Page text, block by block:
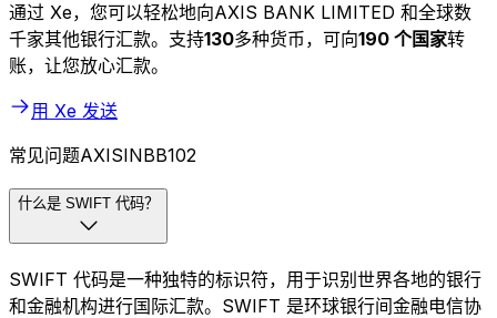
通过 Xe，您可以轻松地向AXIS BANK LIMITED 和全球数
千家其他银行汇款。支持130多种货币，可向190 个国家转
账，让您放心汇款。
用 Xe 发送
常见问题AXISINBB102
什么是 SWIFT 代码？
SWIFT 代码是一种独特的标识符，用于识别世界各地的银行
和金融机构进行国际汇款。SWIFT 是环球银行间金融电信协